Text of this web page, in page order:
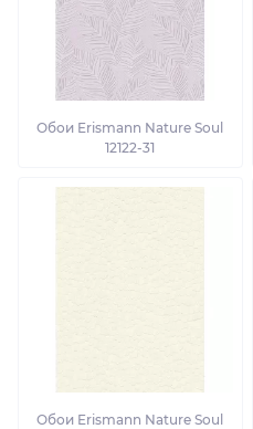
Обои Erismann Nature Soul
12122-31
Обои Erismann Nature Soul